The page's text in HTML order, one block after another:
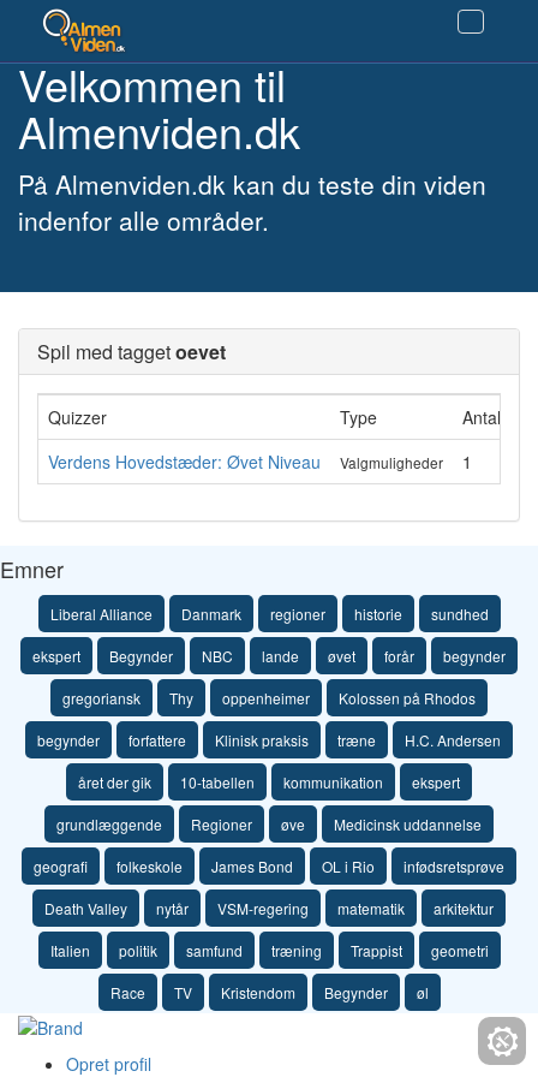
Velkommen til
Almenviden.dk
På Almenviden.dk kan du teste din viden
indenfor alle områder.
Spil med taggetoevet
Quizzer Type
Antal
Verdens Hovedstæder: Øvet Niveau
Valgmuligheder 1
Emner
Liberal Alliance Danmark regioner historie sundhed
ekspert Begynder NBC lande øvet forår begynder
gregoriansk Thy oppenheimer Kolossen på Rhodos
begynder forfattere Klinisk praksis træne H.C. Andersen
året der gik 10-tabellen kommunikation ekspert
grundlæggende Regioner øve Medicinsk uddannelse
geografi folkeskole James Bond OL i Rio infødsretsprøve
Death Valley nytår VSM-regering matematik arkitektur
Italien politik samfund træning Trappist geometri
Race TV Kristendom Begynder øl
Opret profil